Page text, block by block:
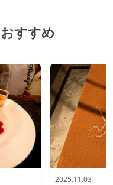
すすめ
2025.11.03